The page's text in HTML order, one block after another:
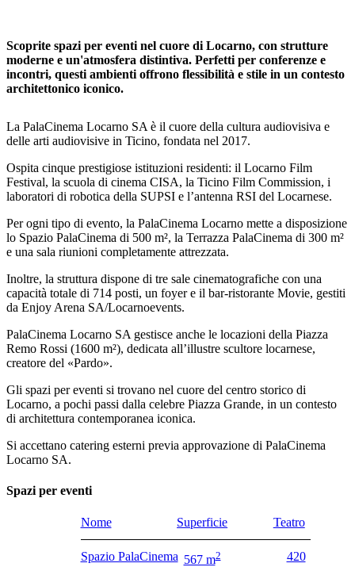
Scoprite spazi per eventi nel cuore di Locarno, con strutture
moderne e un'atmosfera distintiva. Perfetti per conferenze e
incontri, questi ambienti offrono flessibilità e stile in un contesto
architettonico iconico.
La PalaCinema Locarno SA è il cuore della cultura audiovisiva e
delle arti audiovisive in Ticino, fondata nel 2017.
Ospita cinque prestigiose istituzioni residenti: il Locarno Film
Festival, la scuola di cinema CISA, la Ticino Film Commission, i
laboratori di robotica della SUPSI e l’antenna RSI del Locarnese.
Per ogni tipo di evento, la PalaCinema Locarno mette a disposizione
lo Spazio PalaCinema di 500 m², la Terrazza PalaCinema di 300 m²
e una sala riunioni completamente attrezzata.
Inoltre, la struttura dispone di tre sale cinematografiche con una
capacità totale di 714 posti, un foyer e il bar-ristorante Movie, gestiti
da Enjoy Arena SA/Locarnoevents.
PalaCinema Locarno SA gestisce anche le locazioni della Piazza
Remo Rossi (1600 m²), dedicata all’illustre scultore locarnese,
creatore del «Pardo».
Gli spazi per eventi si trovano nel cuore del centro storico di
Locarno, a pochi passi dalla celebre Piazza Grande, in un contesto
di architettura contemporanea iconica.
Si accettano catering esterni previa approvazione di PalaCinema
Locarno SA.
Spazi per eventi
Nome Superficie Teatro
Spazio PalaCinema 567 m2 420